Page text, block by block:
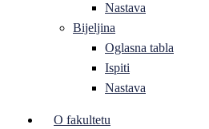
Nastava
Bijeljina
Oglasna tabla
Ispiti
Nastava
O fakultetu